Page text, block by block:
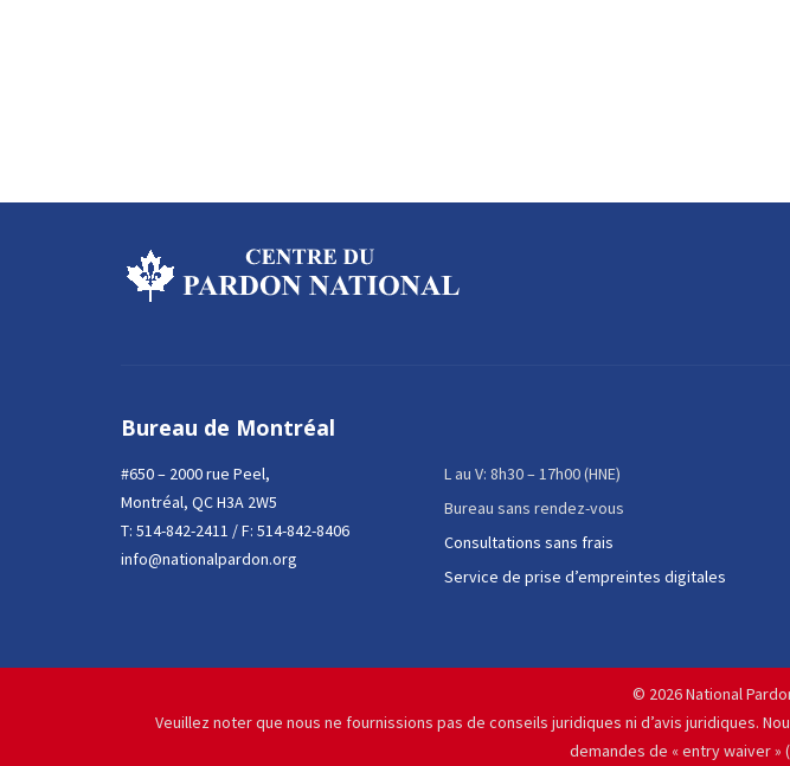
Bureau de Montréal
#650 – 2000 rue Peel,
Montréal, QC H3A 2W5
T: 514-842-2411 / F: 514-842-8406
info@nationalpardon.org
L au V: 8h30 – 17h00 (HNE)
Bureau sans rendez-vous
Consultations sans frais
Service de prise d’empreintes digitales
© 2026 National
Veuillez noter que nous ne fournissions pas de conseils juridiques ni d’avis juridiques.
demandes de « entry waiver »